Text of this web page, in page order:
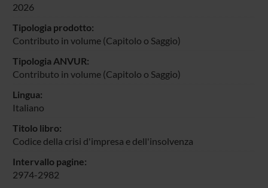
2026
Tipologia prodotto:
Contributo in volume (Capitolo o Saggio)
Tipologia ANVUR:
Contributo in volume (Capitolo o Saggio)
Lingua:
Italiano
Titolo libro:
Codice della crisi d'impresa e dell'insolvenza
Intervallo pagine:
2974-2982